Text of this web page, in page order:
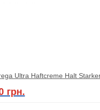
Ultra Haftcreme Halt
грн.